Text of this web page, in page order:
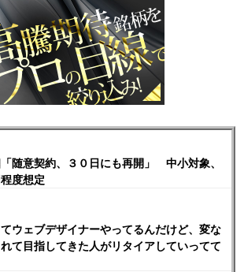
随意契約、３０日にも再開」 中小対象、
度想定
ウェブデザイナーやってるんだけど、変な
て目指してきた人がリタイアしていってて